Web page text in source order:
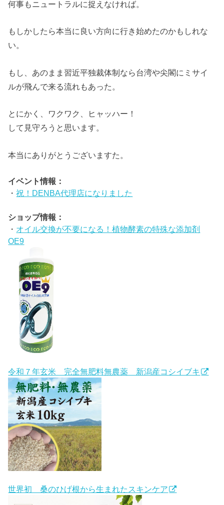
何事もニュートラルに捉えなければ。
もしかしたら本当に良い方向に行き始めたのかもしれな
い。
もし、あのまま習近平独裁体制なら台湾や尖閣にミサイ
ルが飛んで来る流れもあった。
とにかく、ワクワク、ヒャッハー！
して見守ろうと思います。
本当にありがとうございますた。
イベント情報：
・祝！DENBA代理店になりました
ショップ情報：
・ オイル交換が不要になる！植物酵素の特殊な添加剤
OE9
令和７年玄米 完全無肥料無農薬 新潟産コシイブキ
世界初 桑のひげ根から生まれたスキンケア